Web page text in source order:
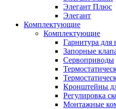
Элегант Плюс
Элегант
Комплектующие
Комплектующие
Гарнитура для
Запорные
Сервоприводы
Кронштейны
Регулировка
Монтажные